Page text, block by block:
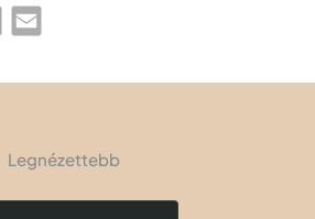
WhatsAppEmail
Legnézettebb